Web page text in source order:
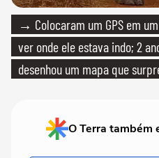
→ Colocaram um GPS em
ver onde ele estava indo; 2
desenhou um mapa que
O Terra também